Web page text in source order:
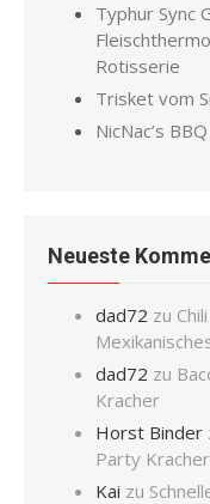
Typhur Sync
Rotisserie
Trisket vom
NicNac’s
Neueste
dad72 zu
dad72 zu
Kracher
Horst Binder
Party Kracher
Kai zu